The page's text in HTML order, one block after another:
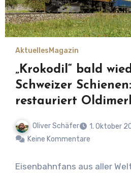
Aktuelles Magazin
„Krokodil“ bald
Schweizer
restauriert
Oliver Schäfer
1. Oktober
Keine Kommentare
Eisenbahnfans aus aller